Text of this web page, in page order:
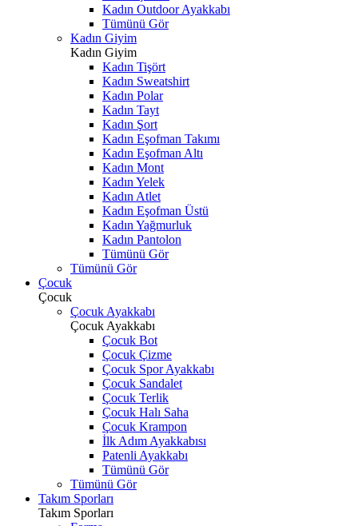
Kadın Outdoor Ayakkabı
Tümünü Gör
Kadın Giyim
Kadın Giyim
Kadın Tişört
Kadın Sweatshirt
Kadın Polar
Kadın Tayt
Kadın Şort
Kadın Eşofman Takımı
Kadın Eşofman Altı
Kadın Mont
Kadın Yelek
Kadın Atlet
Kadın Eşofman Üstü
Kadın Yağmurluk
Kadın Pantolon
Tümünü Gör
Tümünü Gör
Çocuk
Çocuk
Çocuk Ayakkabı
Çocuk Ayakkabı
Çocuk Bot
Çocuk Çizme
Çocuk Spor Ayakkabı
Çocuk Sandalet
Çocuk Terlik
Çocuk Halı Saha
Çocuk Krampon
İlk Adım Ayakkabısı
Patenli Ayakkabı
Tümünü Gör
Tümünü Gör
Takım Sporları
Takım Sporları